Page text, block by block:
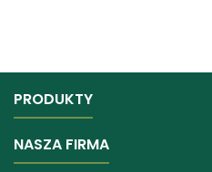
PRODUKTY
NASZA FIRMA